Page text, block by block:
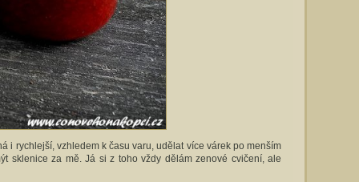
i rychlejší, vzhledem k času varu, udělat více várek po menším
sklenice za mě. Já si z toho vždy dělám zenové cvičení, ale